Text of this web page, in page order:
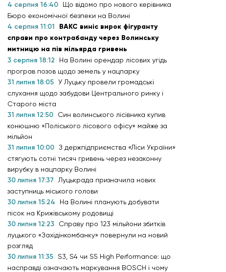
4 серпня 16:40
Що відомо про нового керівника
Бюро економічної безпеки на Волині
4 серпня 11:01
ВАКС виніс вирок фігуранту
справи про контрабанду через Волинську
митницю на пів мільярда гривень
3 серпня 18:12
На Волині орендар лісових угідь
програв позов щодо земель у нацпарку
31 липня 18:05 У Луцьку провели громадські
слухання щодо забудови Центрального ринку і
Старого міста
31 липня 12:50
Син волинського лісівника купив
конюшню «Поліського лісового офісу» майже за
мільйон
31 липня 10:00 З держпідприємства «Ліси України»
стягують сотні тисяч гривень через незаконну
вирубку в нацпарку Волині
30 липня 17:37
Луцькрада призначила нових
заступниць міського голови
30 липня 15:24
На Волині планують добувати
пісок на Крижівському родовищі
30 липня 12:23
Справу про 123 мільйони збитків
луцького «Західінкомбанку» повернули на новий
розгляд
30 липня 11:35 S3, S4 чи S5 High Performance: що
насправді означають маркування BOSCH і чому